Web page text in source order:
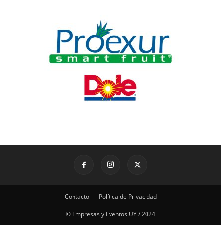
Contacto Política de Privacidad
© Empresas y Eventos UY / 2024